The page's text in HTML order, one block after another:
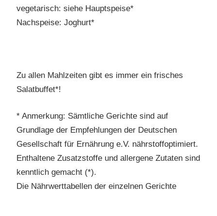
vegetarisch: siehe Hauptspeise*
Nachspeise: Joghurt*
Zu allen Mahlzeiten gibt es immer ein frisches
Salatbuffet*!
* Anmerkung: Sämtliche Gerichte sind auf
Grundlage der Empfehlungen der Deutschen
Gesellschaft für Ernährung e.V. nährstoffoptimiert.
Enthaltene Zusatzstoffe und allergene Zutaten sind
kenntlich gemacht (*).
Die Nährwerttabellen der einzelnen Gerichte